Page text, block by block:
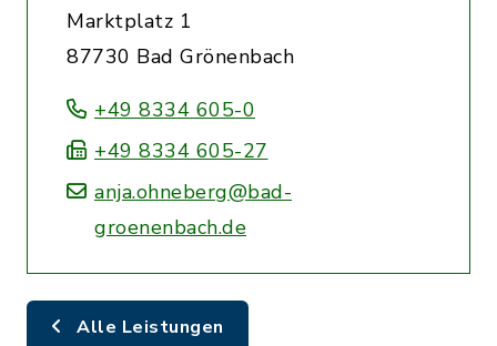
Marktplatz 1
87730 Bad Grönenbach
+49 8334 605-0
+49 8334 605-27
anja.ohneberg@bad-
groenenbach.de
Alle Leistungen